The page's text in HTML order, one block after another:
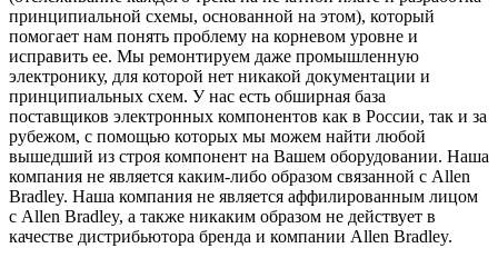
принципиальной схемы, основанной на этом), который
помогает нам понять проблему на корневом уровне и
исправить ее. Мы ремонтируем даже промышленную
электронику, для которой нет никакой документации и
принципиальных схем. У нас есть обширная база
поставщиков электронных компонентов как в России, так и за
рубежом, с помощью которых мы можем найти любой
вышедший из строя компонент на Вашем оборудовании. Наша
компания не является каким-либо образом связанной с Allen
Bradley. Наша компания не является аффилированным лицом
с Allen Bradley, а также никаким образом не действует в
качестве дистрибьютора бренда и компании Allen Bradley.